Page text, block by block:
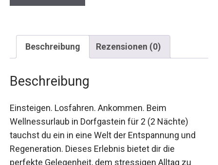
Beschreibung Rezensionen (0)
Beschreibung
Einsteigen. Losfahren. Ankommen. Beim
Wellnessurlaub in Dorfgastein für 2 (2 Nächte)
tauchst du ein in eine Welt der Entspannung und
Regeneration. Dieses Erlebnis bietet dir die
perfekte Gelegenheit, dem stressigen Alltag zu